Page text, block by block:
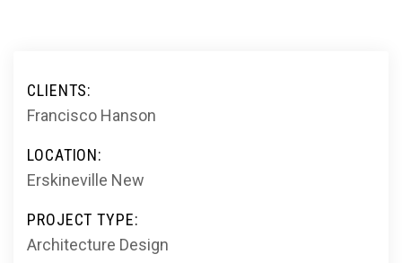
CLIENTS:
Francisco Hanson
LOCATION:
Erskineville New
PROJECT TYPE:
Architecture Design